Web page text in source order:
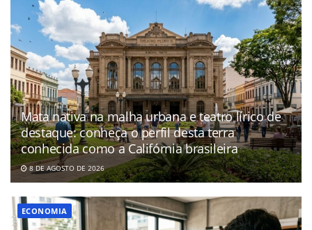
Mata nativa na malha urbana e teatro lírico de
destaque: conheça o perfil desta terra
conhecida como a Califórnia brasileira
8 DE AGOSTO DE 2026
ECONOMIA